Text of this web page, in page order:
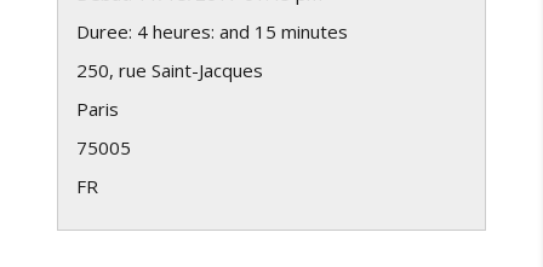
Duree: 4 heures: and 15 minutes
250, rue Saint-Jacques
Paris
75005
FR